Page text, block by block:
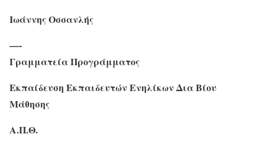
Ιωάννης Οσσανλής
—-
Γραμματεία Προγράμματος
Εκπαίδευση Εκπαιδευτών Ενηλίκων Δια Βίου
Μάθησης
Α.Π.Θ.